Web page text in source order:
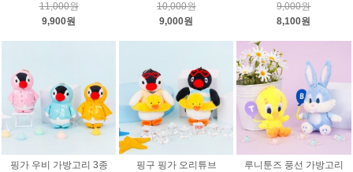
11,000원
9,900원
10,000원
9,000원
9,000원
8,100원
핑가 우비 가방고리 3종
핑구 핑가 오리튜브
루니툰즈 풍선 가방고리